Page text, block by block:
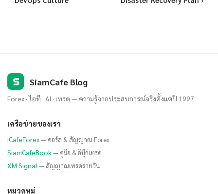
S SiamCafe Blog
Forex · ไอที · AI · เทรด — ความรู้จากประสบการณ์จริงตั้งแต่ปี 1997
เครือข่ายของเรา
iCafeForex— คอร์ส & สัญญาณ Forex
SiamCafeBook— คู่มือ & อีบุ๊กเทรด
XM Signal — สัญญาณเทรดรายวัน
หมวดหมู่